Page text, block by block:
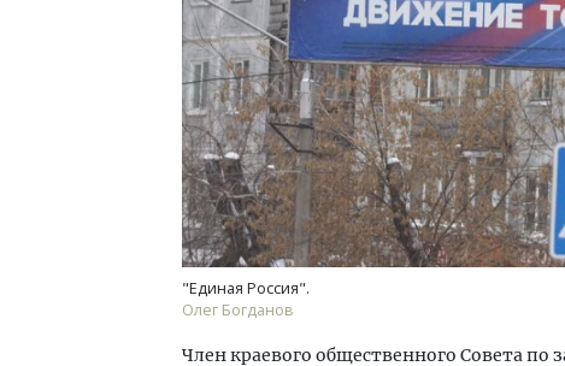
"Единая Россия".
Олег Богданов
Член краевого общественного Совета по
Двухуровневые номера и вид на горы.
Каким будет новый апарт-отель
«Белкур» в Белокурихе
ДОМА И КВАРТИРЫ
ЗИАС